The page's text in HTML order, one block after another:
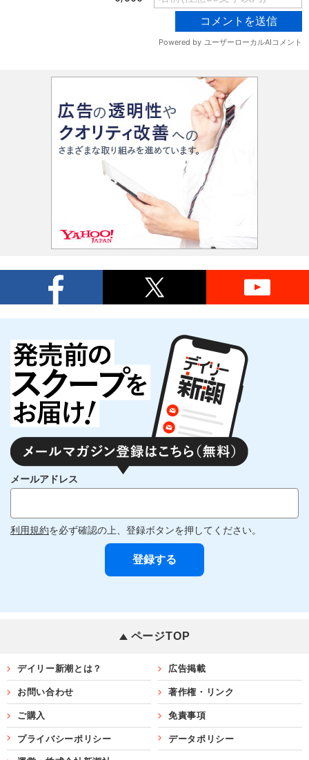
メールアドレス
利用規約を必ず確認の上、登録ボタンを押してください。
ページTOP
デイリー新潮とは？ 広告掲載
お問い合わせ 著作権・リンク
ご購入 免責事項
プライバシーポリシー データポリシー